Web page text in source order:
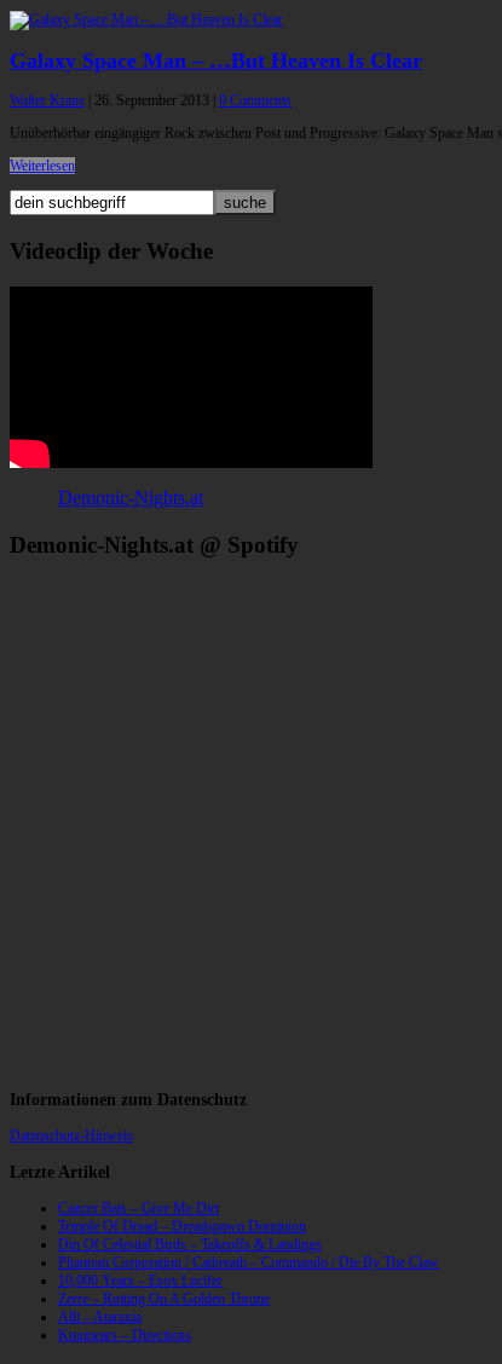
Galaxy Space Man – …But Heaven Is Clear
Walter Kraus 26. September 2013
0 Comments
Unüberhörbar eingängiger Rock zwischen Post und Progressive: Galaxy Space Man
Weiterlesen
Videoclip der Woche
Demonic-Nights.at
Demonic-Nights.at @ Spotify
Informationen zum Datenschutz
Datenschutz-Hinweis
Letzte Artikel
Cancer Bats – Give Me Dirt
Temple Of Dread – Dreadspawn Dominion
Din Of Celestial Birds – Takeoffs & Landings
Phantom Corporation / Catbreath – Commando / Die By The Claw
10,000 Years – Esox Lucifer
Zerre – Rotting On A Golden Throne
Allt – Ataraxia
Knumears – Directions